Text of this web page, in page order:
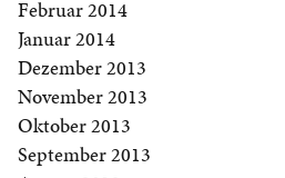
Februar 2014
Januar 2014
Dezember 2013
November 2013
Oktober 2013
September 2013